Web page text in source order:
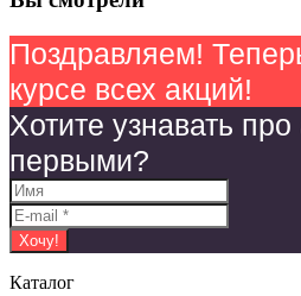
Поздравляем!
курсе всех акций!
Хотите узнавать
первыми?
Каталог